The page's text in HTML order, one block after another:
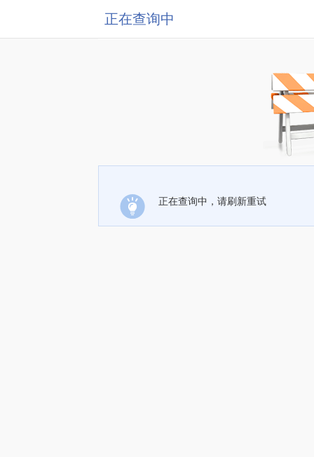
正在查询中
正在查询中，请刷新重试